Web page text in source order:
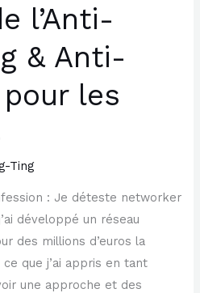
l’Anti-
& Anti-
les
Ting
: Je déteste networker
développé un réseau
des millions d’euros la
que j’ai appris en tant
une approche et des